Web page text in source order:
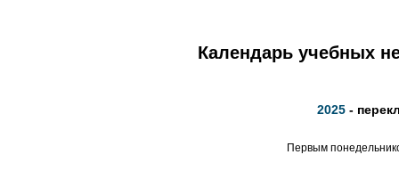
Календарь учебных
2025 -
Первым